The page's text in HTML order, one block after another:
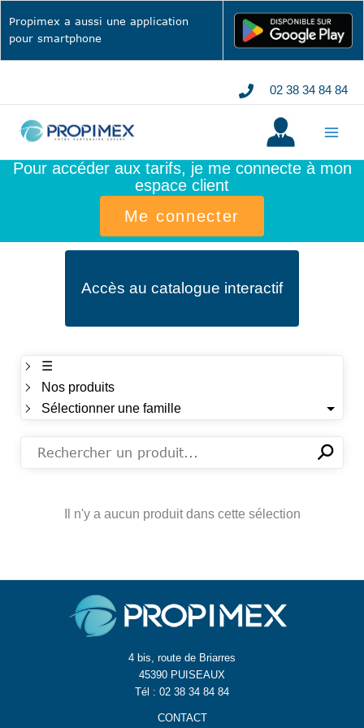
au
contenu
Propimex a aussi une application
pour smartphone
02 38 34 84 84
Pour accéder aux tarifs, je me connecte à mon
espace client
Me connecter
Accès au catalogue interactif
☰
Nos produits
Sélectionner une famille
✕⚲
Il n'y a aucun produit dans cette sélection
4 bis, route de Briarres
45390 PUISEAUX
Tél : 02 38 34 84 84
CONTACT